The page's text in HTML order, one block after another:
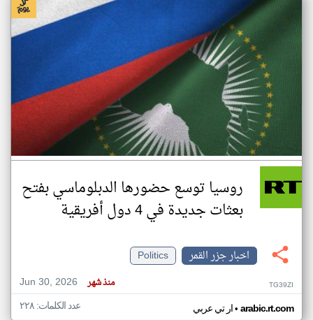
روسيا توسع حضورها الدبلوماسي بفتح
بعثات جديدة في 4 دول أفريقية
اخبار جزر القمر
Politics
Jun 30, 2026
منذ شهر TG39ZI
ار تي عربي• arabic.rt.com عدد الكلمات: ٢٢٨